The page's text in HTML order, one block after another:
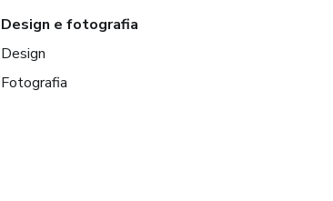
Design e fotografia
Design
Fotografia